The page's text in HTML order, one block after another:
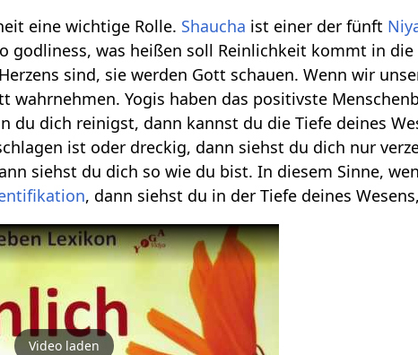
eine wichtige Rolle. Shaucha ist einer der fünft
godliness, was heißen soll Reinlichkeit kommt in
sind, sie werden Gott schauen. Wenn wir
wahrnehmen. Yogis haben das positivste
du dich reinigst, dann kannst du die Tiefe deines
ist oder dreckig, dann siehst du dich nur
siehst du dich so wie du bist. In diesem Sinne,
, dann siehst du in der Tiefe deines
Video laden